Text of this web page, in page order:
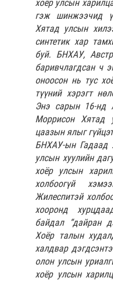
хоёр улсын
гэж шинжээчид
Хятад улсын
синтетик хар
буй. БНХАУ,
баривчлагдсан ч
оноосон нь тус
түүний хэрэгт
Энэ сарын 16-нд
Моррисон Хятад
цаазын ялыг
БНХАУ-ын Гадаад
улсын хуулийн
хоёр улсын
холбоогүй
Жилеспитэй
хооронд
байдал “дайран
Хоёр талын
халдвар
олон улсын
хоёр улсын